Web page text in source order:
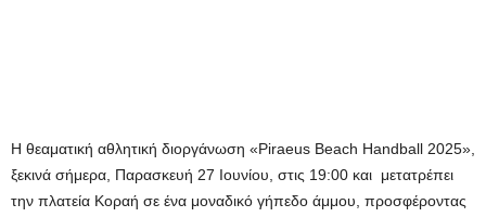
Η θεαματική αθλητική διοργάνωση «Piraeus Beach Handball 2025»,
ξεκινά σήμερα, Παρασκευή 27 Ιουνίου, στις 19:00 και μετατρέπει
την πλατεία Κοραή σε ένα μοναδικό γήπεδο άμμου, προσφέροντας